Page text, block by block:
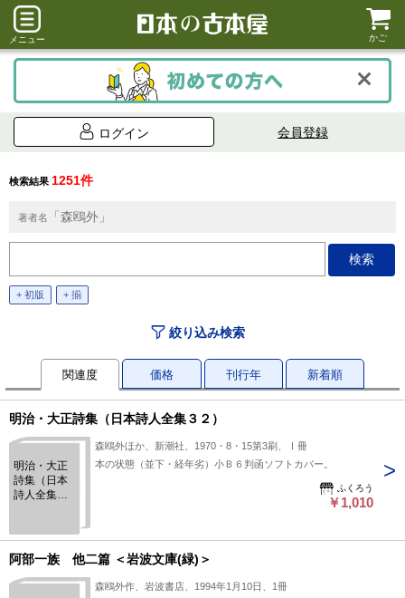
メニュー かご
ログイン 会員登録
検索結果 1251件
著者名 「森鴎外」
+ 初版 + 揃
絞り込み検索
関連度 価格 刊行年 新着順
明治・大正詩集（日本詩人全集３２）
明治・大正
詩集（日本
詩人全集３
森鴎外ほか、新潮社、1970・8・15第3刷、Ⅰ冊
本の状態（並下・経年劣）小Ｂ６判函ソフトカバー。
ふくろう
￥1,010
阿部一族 他二篇 ＜岩波文庫(緑)＞
森鴎外作、岩波書店、1994年1月10日、1冊